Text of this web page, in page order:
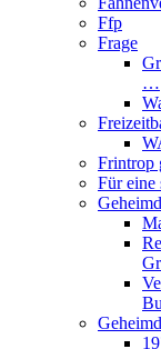
Ffp
Frage
…
Frintrop
Für